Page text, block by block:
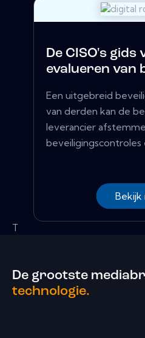
De CISO's gids
evalueren van
Een uitgebreid
van derden kan de
leverancier
beveiligingscontroles
T
De grootste
technologie.